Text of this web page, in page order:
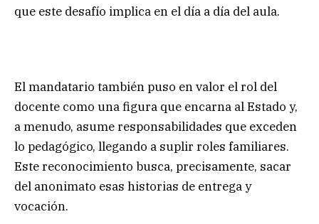
que este desafío implica en el día a día del aula.
El mandatario también puso en valor el rol del
docente como una figura que encarna al Estado y,
a menudo, asume responsabilidades que exceden
lo pedagógico, llegando a suplir roles familiares.
Este reconocimiento busca, precisamente, sacar
del anonimato esas historias de entrega y
vocación.